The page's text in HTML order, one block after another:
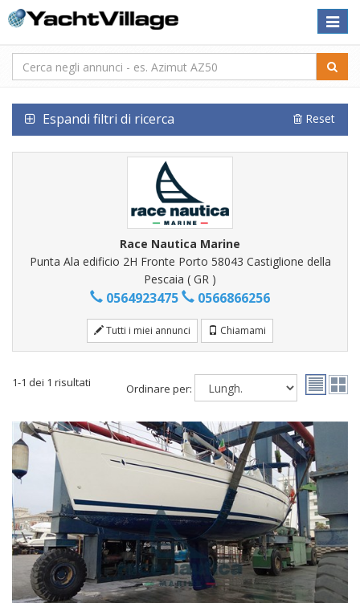
Toggle
Espandi filtri di ricerca Reset
Race Nautica Marine
Punta Ala edificio 2H Fronte Porto 58043 Castiglione della
Pescaia ( GR )
0564923475 0566866256
Tutti i miei annunci Chiamami
1-1 dei 1 risultati Ordinare per: